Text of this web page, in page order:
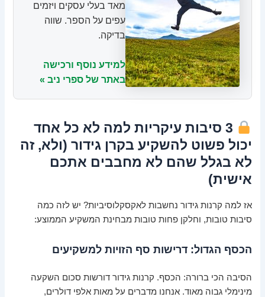
מאד בעלי עסקים ויזמים
עפים על הספר. שווה
בדיקה.
למידע נוסף ורכישה
באתר של ספרי ניב »
3 סיבות עיקריות למה לא כל אחד
יכול פשוט להשקיע בקרן גידור (ולא, זה
לא בגלל שהם לא מחבבים אתכם
אישית)
אז למה קרנות גידור נחשבות לאקסקלוסיביות? יש לזה כמה
סיבות טובות, וחלקן פחות טובות מבחינת המשקיע הממוצע:
הכסף הגדול: דרישות סף הזויות למשקיעים
הסיבה הכי ברורה: הכסף. קרנות גידור דורשות סכום השקעה
מינימלי גבוה מאוד. אנחנו מדברים על מאות אלפי דולרים,